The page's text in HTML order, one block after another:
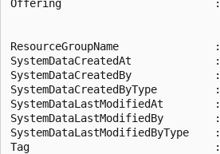
Offering
ResourceGroupName
SystemDataCreatedAt             :
SystemDataCreatedBy             :
SystemDataCreatedByType
SystemDataLastModifiedAt        :
SystemDataLastModifiedBy        :
SystemDataLastModifiedByType
Tag